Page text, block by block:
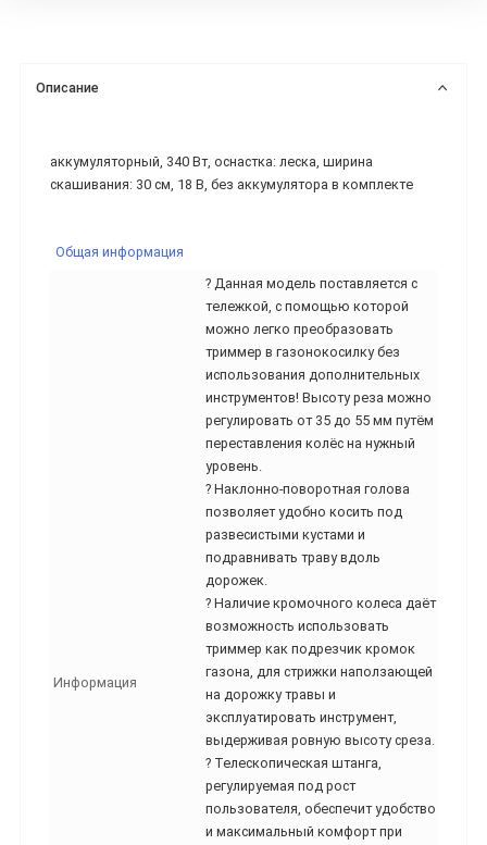
Описание
аккумуляторный, 340 Вт, оснастка: леска, ширина
скашивания: 30 см, 18 В, без аккумулятора в комплекте
Общая информация
Информация
? Данная модель поставляется с
тележкой, с помощью которой
можно легко преобразовать
триммер в газонокосилку без
использования дополнительных
инструментов! Высоту реза можно
регулировать от 35 до 55 мм путём
переставления колёс на нужный
уровень.
? Наклонно-поворотная голова
позволяет удобно косить под
развесистыми кустами и
подравнивать траву вдоль
дорожек.
? Наличие кромочного колеса даёт
возможность использовать
триммер как подрезчик кромок
газона, для стрижки наползающей
на дорожку травы и
эксплуатировать инструмент,
выдерживая ровную высоту среза.
? Телескопическая штанга,
регулируемая под рост
пользователя, обеспечит удобство
и максимальный комфорт при